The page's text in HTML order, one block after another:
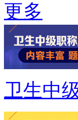
更多
卫生中